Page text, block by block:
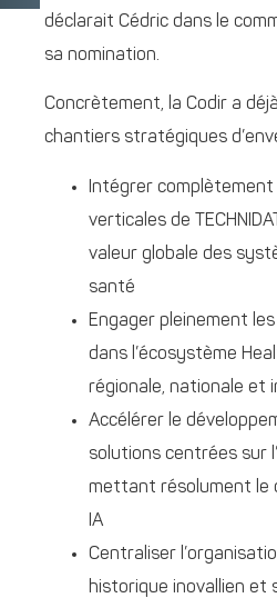
déclarait Cédric dans le
sa nomination.
Concrètement, la Codir a
chantiers stratégiques
Intégrer
verticales de
valeur globale des
santé
Engager pleinement
dans l’écosystème
régionale, nationale et
Accélérer le
solutions centrées sur
mettant résolument le
IA
Centraliser
historique inovallien et